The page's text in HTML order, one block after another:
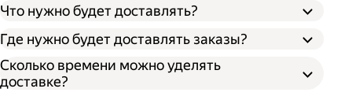
Через парк;
Через парк как самозанятый;
Как самозанятый;
Как индивидуальный предприниматель;
Что нужно будет доставлять?
Где нужно будет доставлять заказы?
Сколько времени можно уделять
доставке?